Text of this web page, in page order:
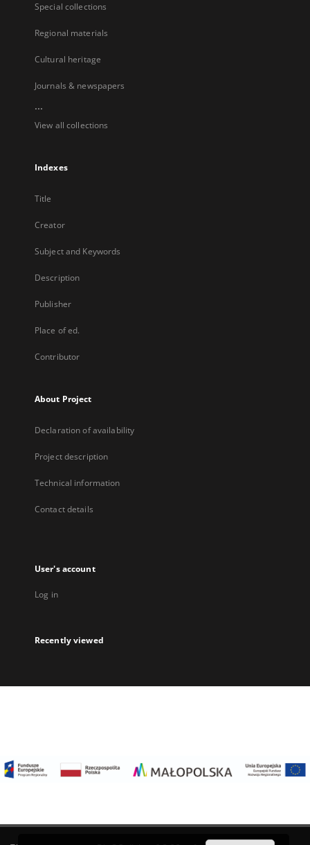
Special collections
Regional materials
Cultural heritage
Journals & newspapers
...
View all collections
Indexes
Title
Creator
Subject and Keywords
Description
Publisher
Place of ed.
Contributor
About Project
Declaration of availability
Project description
Technical information
Contact details
User's account
Log in
Recently viewed